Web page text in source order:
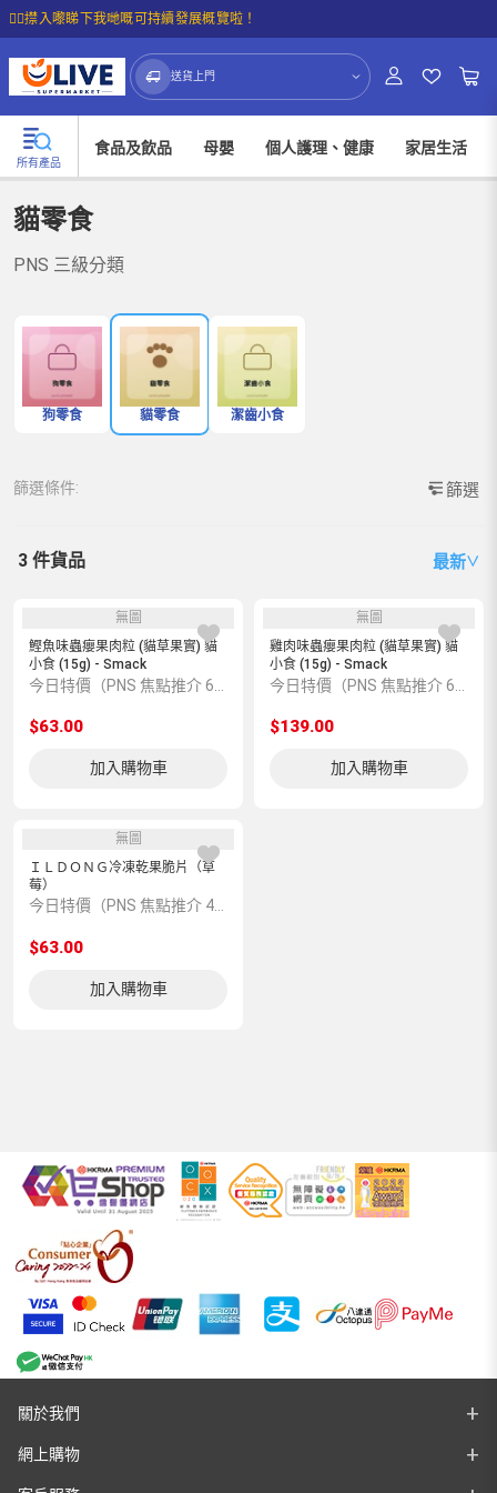
☝🏼㩒入嚟睇下我哋嘅可持續發展概覽啦！
送貨上門
所有產品
食品及飲品 母嬰 個人護理、健康 家居生活
貓零食
PNS 三級分類
狗零食 貓零食 潔齒小食
篩選條件: 篩選
3 件貨品 最新∨
無圖
鰹魚味蟲癭果肉粒 (貓草果實) 貓
小食 (15g) - Smack
$63.00
加入購物車
無圖
雞肉味蟲癭果肉粒 (貓草果實) 貓
小食 (15g) - Smack
$139.00
加入購物車
無圖
ＩＬＤＯＮＧ冷凍乾果脆片（草
莓）
今日特價（PNS 焦點推介 495675）
$63.00
加入購物車
關於我們
網上購物